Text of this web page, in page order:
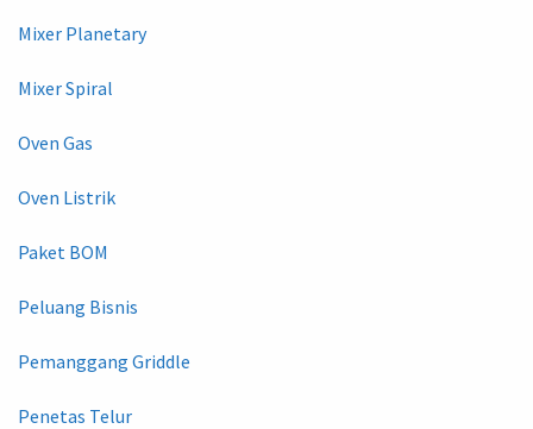
Mixer Planetary
Mixer Spiral
Oven Gas
Oven Listrik
Paket BOM
Peluang Bisnis
Pemanggang Griddle
Penetas Telur